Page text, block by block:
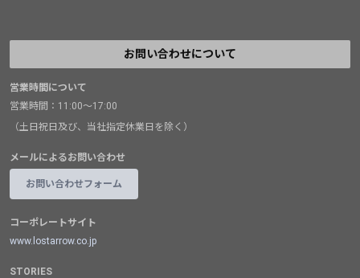
お問い合わせについて
営業時間について
営業時間：11:00～17:00
（土日祝日及び、当社指定休業日を除く）
メールによるお問い合わせ
お問い合わせフォーム
コーポレートサイト
www.lostarrow.co.jp
STORIES